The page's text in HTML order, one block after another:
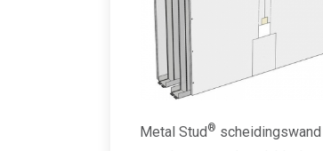
Metal Stud® scheidingswand